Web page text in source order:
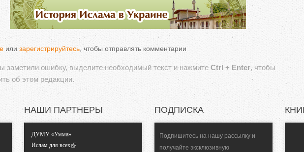
или зарегистрируйтесь , чтобы отправлять комментарии
заметили ошибку, выделите необходимый текст и нажмите Ctrl + Enter, чтобы
об этом редакции.
НАШИ ПАРТНЕРЫ
ДУМУ «Умма»
Ислам для всех
ПОДПИСКА
Подпишитесь на нашу рассылку и
получайте эксклюзивную